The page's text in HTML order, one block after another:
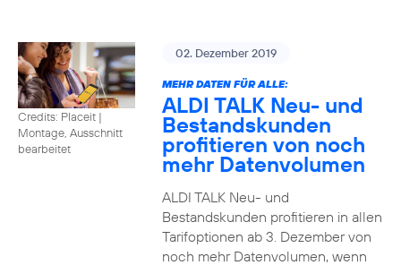
Credits: Placeit |
Montage, Ausschnitt
bearbeitet
02. Dezember 2019
MEHR DATEN FÜR ALLE:
ALDI TALK Neu- und
Bestandskunden
profitieren von noch
mehr Datenvolumen
ALDI TALK Neu- und
Bestandskunden profitieren in allen
Tarifoptionen ab 3. Dezember von
noch mehr Datenvolumen, wenn